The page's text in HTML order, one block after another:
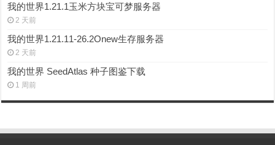
我的世界1.21.1玉米方块宝可梦服务器
2 天前
我的世界1.21.11-26.2Onew生存服务器
2 天前
我的世界 SeedAtlas 种子图鉴下载
1 周前